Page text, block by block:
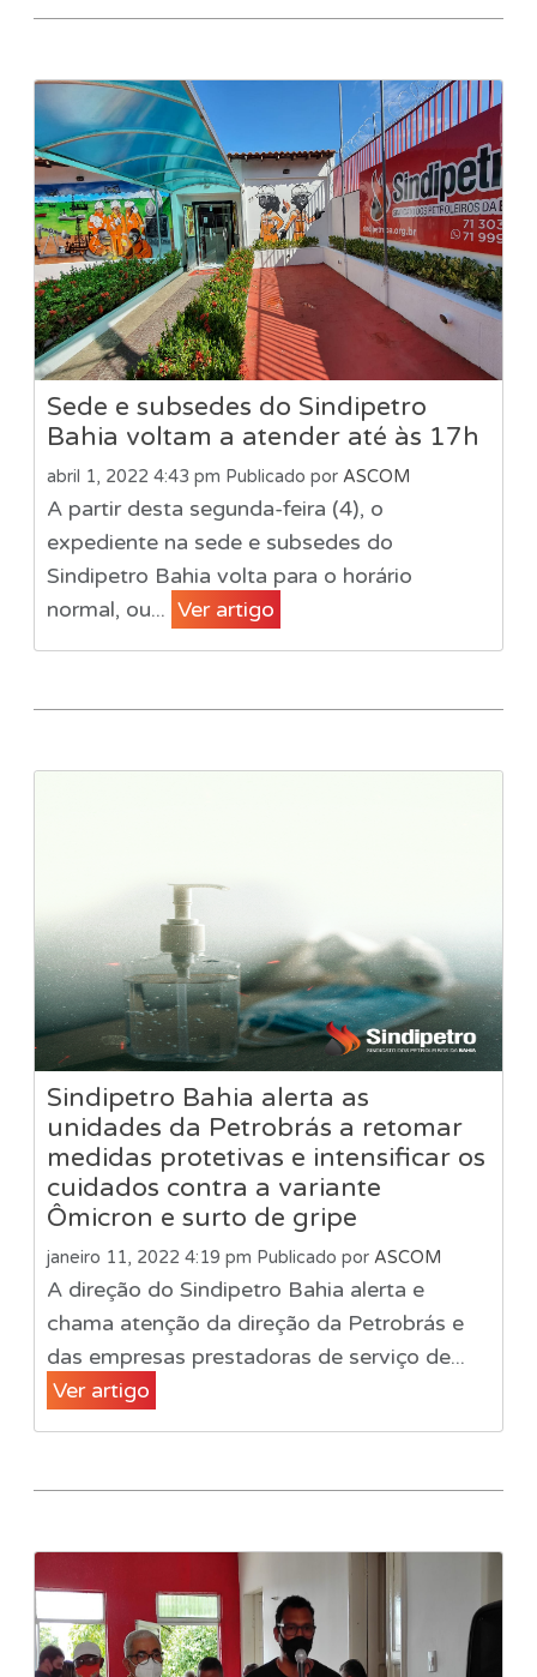
Sede e subsedes do Sindipetro
Bahia voltam a atender até às 17h
abril 1, 2022 4:43 pm Publicado por ASCOM
A partir desta segunda-feira (4), o
expediente na sede e subsedes do
Sindipetro Bahia volta para o horário
normal, ou... Ver artigo
Sindipetro Bahia alerta as
unidades da Petrobrás a retomar
medidas protetivas e intensificar os
cuidados contra a variante
Ômicron e surto de gripe
janeiro 11, 2022 4:19 pm Publicado por ASCOM
A direção do Sindipetro Bahia alerta e
chama atenção da direção da Petrobrás e
das empresas prestadoras de serviço de...
Ver artigo